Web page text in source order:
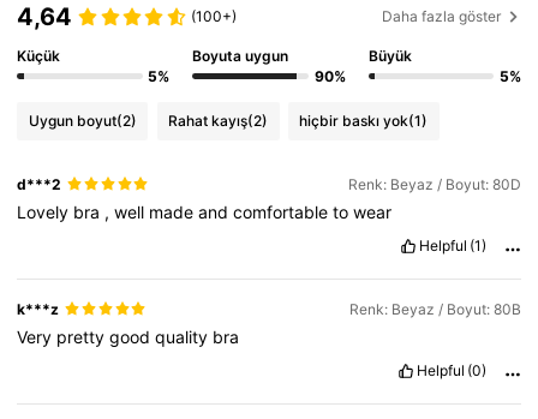
4,64 (100+) Daha fazla göster
Küçük
5%
Boyuta uygun
90%
Büyük
5%
Uygun boyut(2) Rahat kayış(2) hiçbir baskı yok(1)
d***2 Renk: Beyaz / Boyut: 80D
Lovely bra ,well madeandcomfortabletowear
Helpful (1)
k***z Renk: Beyaz / Boyut: 80B
Very prettygoodquality bra
Helpful (0)